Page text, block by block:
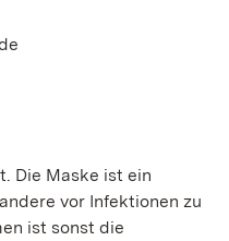
Die Maske ist ein
vor Infektionen zu
ist sonst die